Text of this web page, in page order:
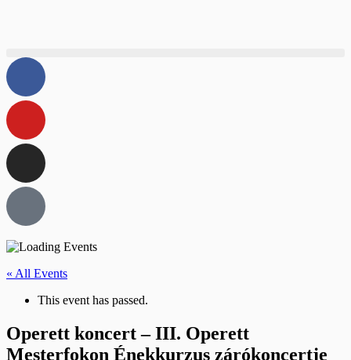
« All Events
This event has passed.
Operett koncert – III. Operett
Mesterfokon Énekkurzus zárókoncertje